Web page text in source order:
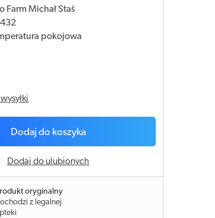
Farm Michał Staś
pokojowa
Dodaj do koszyka
Dodaj do ulubionych
oryginalny
z legalnej